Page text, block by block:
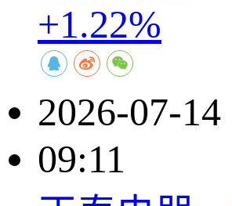
+1.22%
2026-07-
09:11